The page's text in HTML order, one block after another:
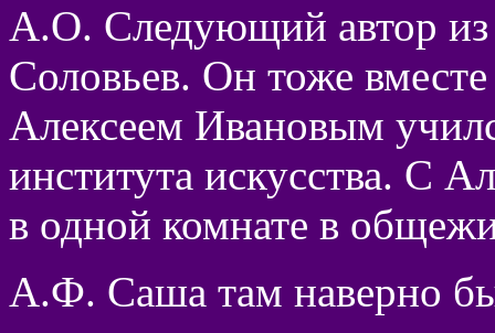
А.О. Следующий автор из
Соловьев. Он тоже
Алексеем Ивановым
института искусства. С
в одной комнате в
А.Ф. Саша там наверно